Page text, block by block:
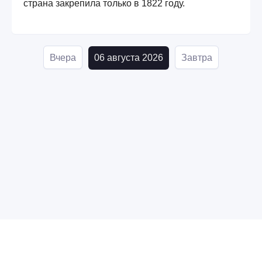
страна закрепила только в 1822 году.
Вчера 06 августа 2026 Завтра